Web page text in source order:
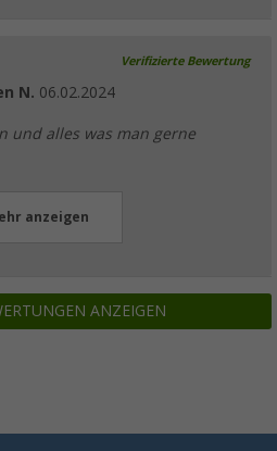
Verifizierte Bewertung
N. 06.02.2024
und alles was man gerne
anzeigen
ANZEIGEN